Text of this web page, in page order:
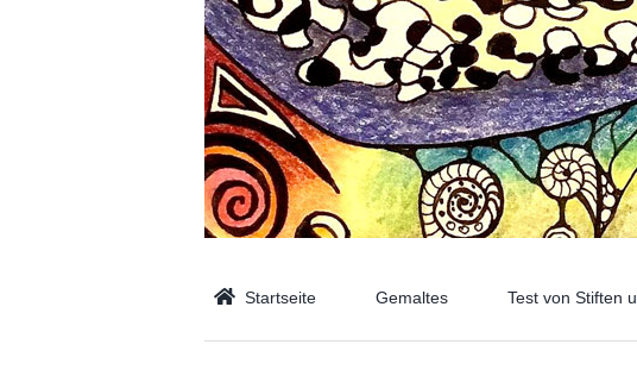
Startseite Gemaltes Test von Stiften